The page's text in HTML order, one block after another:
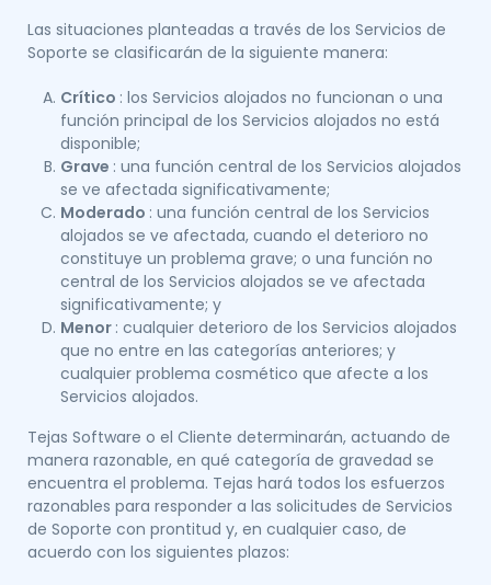
Las situaciones planteadas a través de los Servicios de
Soporte se clasificarán de la siguiente manera:
Crítico : los Servicios alojados no funcionan o una
función principal de los Servicios alojados no está
disponible;
Grave : una función central de los Servicios alojados
se ve afectada significativamente;
Moderado : una función central de los Servicios
alojados se ve afectada, cuando el deterioro no
constituye un problema grave; o una función no
central de los Servicios alojados se ve afectada
significativamente; y
Menor : cualquier deterioro de los Servicios alojados
que no entre en las categorías anteriores; y
cualquier problema cosmético que afecte a los
Servicios alojados.
Tejas Software o el Cliente determinarán, actuando de
manera razonable, en qué categoría de gravedad se
encuentra el problema. Tejas hará todos los esfuerzos
razonables para responder a las solicitudes de Servicios
de Soporte con prontitud y, en cualquier caso, de
acuerdo con los siguientes plazos: